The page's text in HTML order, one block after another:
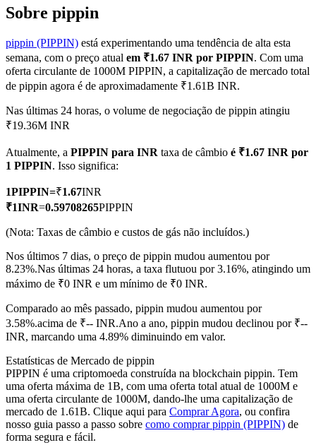
Futuros COIN-M
Futuros de criptomoeda
TradFi
Futuros de USDC
Futuros usando USDC como garantia
Sobre pippin
pippin (PIPPIN) está experimentando uma tendência de alta esta
semana, com o preço atual em ₹1.67 INR por PIPPIN. Com uma
oferta circulante de 1000M PIPPIN, a capitalização de mercado total
de pippin agora é de aproximadamente ₹1.61B INR.
Nas últimas 24 horas, o volume de negociação de pippin atingiu
₹19.36M INR
Atualmente, a PIPPIN para INR taxa de câmbio é ₹1.67 INR por
1 PIPPIN. Isso significa:
1PIPPIN=₹1.67INR
₹1INR=0.59708265PIPPIN
(Nota: Taxas de câmbio e custos de gás não incluídos.)
Nos últimos 7 dias, o preço de pippin mudou aumentou por
8.23%.Nas últimas 24 horas, a taxa flutuou por 3.16%, atingindo um
máximo de ₹0 INR e um mínimo de ₹0 INR.
Comparado ao mês passado, pippin mudou aumentou por
3.58%.acima de ₹-- INR.Ano a ano, pippin mudou declinou por ₹--
INR, marcando uma 4.89% diminuindo em valor.
Estatísticas de Mercado de pippin
PIPPIN é uma criptomoeda construída na blockchain pippin. Tem
uma oferta máxima de 1B, com uma oferta total atual de 1000M e
uma oferta circulante de 1000M, dando-lhe uma capitalização de
mercado de 1.61B. Clique aqui para Comprar Agora, ou confira
nosso guia passo a passo sobre como comprar pippin (PIPPIN) de
forma segura e fácil.